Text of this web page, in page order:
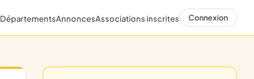
DépartementsAnnoncesAssociations inscrites Connexion